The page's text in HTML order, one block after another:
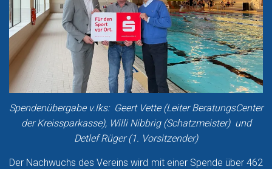
Spendenübergabe v.lks: Geert Vette (Leiter BeratungsCenter
der Kreissparkasse), Willi Nibbrig (Schatzmeister) und
Detlef Rüger (1. Vorsitzender)
Der Nachwuchs des Vereins wird mit einer Spende über 462